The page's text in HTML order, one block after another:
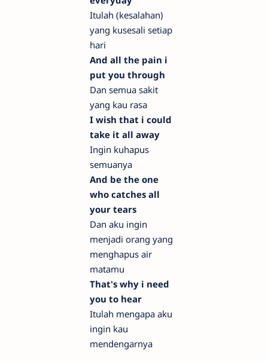
Itulah (kesalahan)
yang kusesali setiap
hari
And all the pain i
put you through
Dan semua sakit
yang kau rasa
I wish that i could
take it all away
Ingin kuhapus
semuanya
And be the one
who catches all
your tears
Dan aku ingin
menjadi orang yang
menghapus air
matamu
That's why i need
you to hear
Itulah mengapa aku
ingin kau
mendengarnya